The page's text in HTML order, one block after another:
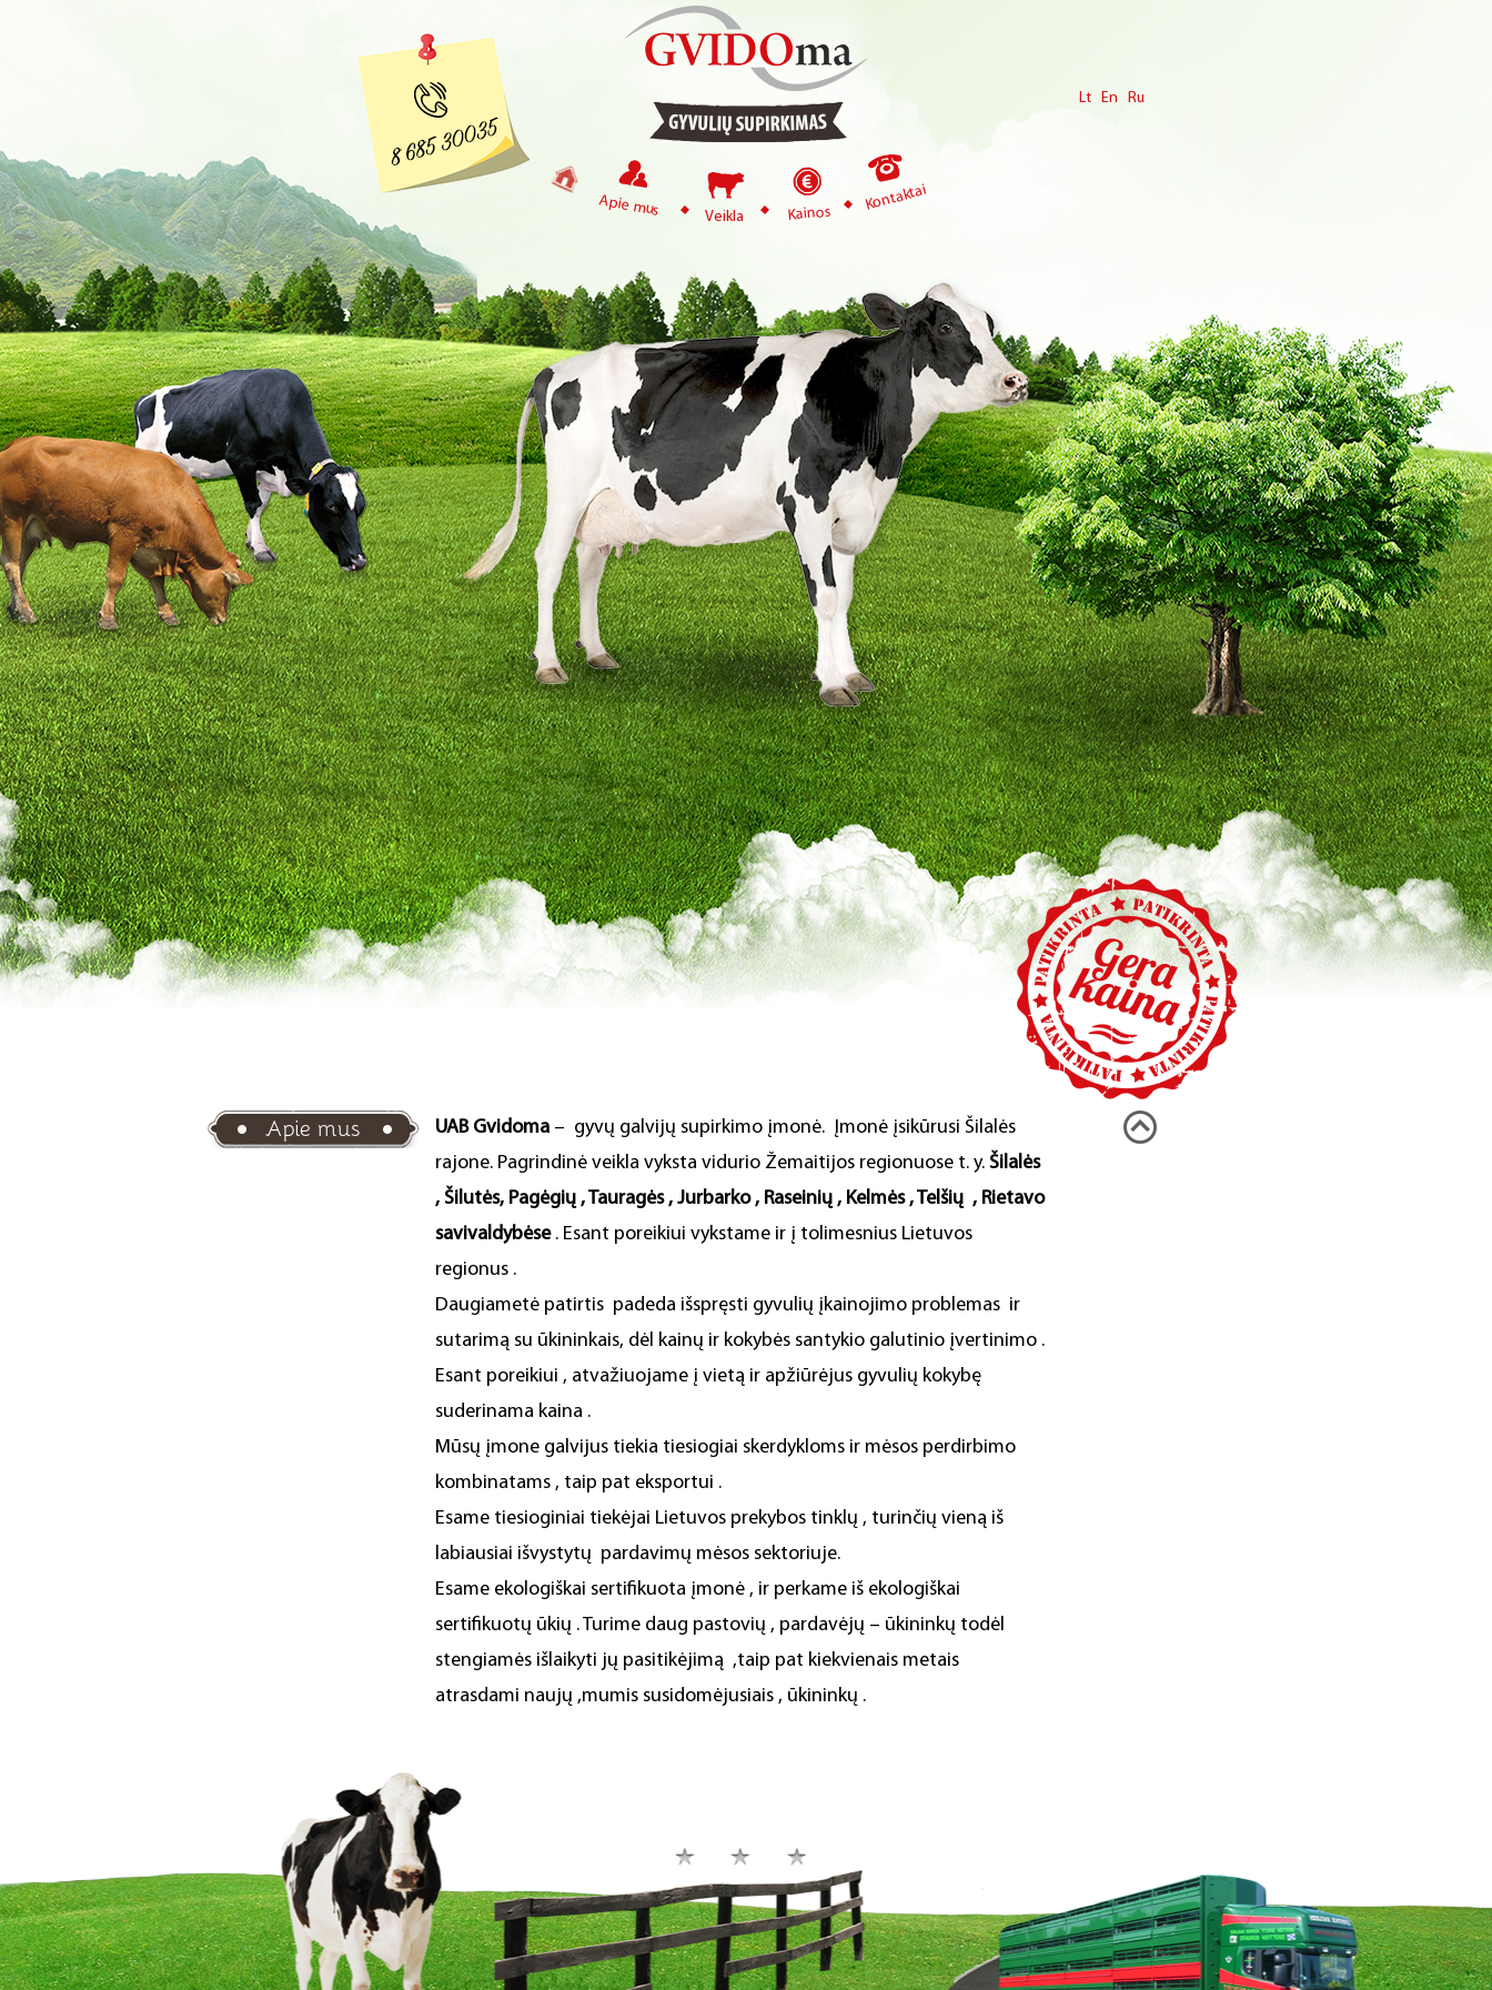
Lt En Ru
Apie mus Veikla Kainos Kontaktai
Apie mus UAB Gvidoma – gyvų galvijų supirkimo įmonė. Įmonė įsikūrusi Šilalės
rajone. Pagrindinė veikla vyksta vidurio Žemaitijos regionuose t. y. Šilalės
, Šilutės, Pagėgių , Tauragės , Jurbarko , Raseinių , Kelmės , Telšių , Rietavo
savivaldybėse. Esant poreikiui vykstame ir į tolimesnius Lietuvos
regionus .
Daugiametė patirtis padeda išspręsti gyvulių įkainojimo problemas ir
sutarimą su ūkininkais, dėl kainų ir kokybės santykio galutinio įvertinimo .
Esant poreikiui , atvažiuojame į vietą ir apžiūrėjus gyvulių kokybę
suderinama kaina .
Mūsų įmone galvijus tiekia tiesiogiai skerdykloms ir mėsos perdirbimo
kombinatams , taip pat eksportui .
Esame tiesioginiai tiekėjai Lietuvos prekybos tinklų , turinčių vieną iš
labiausiai išvystytų pardavimų mėsos sektoriuje.
Esame ekologiškai sertifikuota įmonė , ir perkame iš ekologiškai
sertifikuotų ūkių . Turime daug pastovių , pardavėjų – ūkininkų todėl
stengiamės išlaikyti jų pasitikėjimą ,taip pat kiekvienais metais
atrasdami naujų ,mumis susidomėjusiais , ūkininkų .